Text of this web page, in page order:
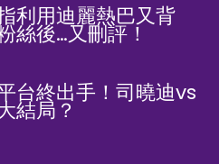
利用迪麗熱巴又背
絲後…又刪評！
台終出手！司曉迪vs
結局？